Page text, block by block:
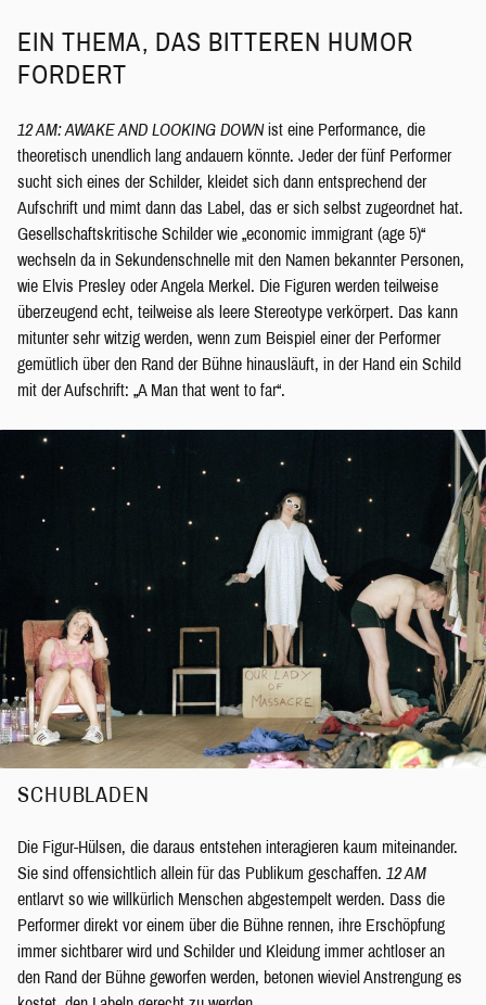
EIN THEMA, DAS BITTEREN HUMOR
FORDERT
12 AM: AWAKE AND LOOKING DOWNist eine Performance, die
theoretisch unendlich lang andauern könnte. Jeder der fünf Performer
sucht sich eines der Schilder, kleidet sich dann entsprechend der
Aufschrift und mimt dann das Label, das er sich selbst zugeordnet hat.
Gesellschaftskritische Schilder wie „economic immigrant (age 5)“
wechseln da in Sekundenschnelle mit den Namen bekannter Personen,
wie Elvis Presley oder Angela Merkel. Die Figuren werden teilweise
überzeugend echt, teilweise als leere Stereotype verkörpert. Das kann
mitunter sehr witzig werden, wenn zum Beispiel einer der Performer
gemütlich über den Rand der Bühne hinausläuft, in der Hand ein Schild
mit der Aufschrift: „A Man that went to far“.
SCHUBLADEN
Die Figur-Hülsen, die daraus entstehen interagieren kaum miteinander.
Sie sind offensichtlich allein für das Publikum geschaffen. 12 AM
entlarvt so wie willkürlich Menschen abgestempelt werden. Dass die
Performer direkt vor einem über die Bühne rennen, ihre Erschöpfung
immer sichtbarer wird und Schilder und Kleidung immer achtloser an
den Rand der Bühne geworfen werden, betonen wieviel Anstrengung es